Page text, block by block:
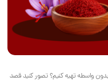
واسطه تهیه کنیم؟ تصور کنید قصد